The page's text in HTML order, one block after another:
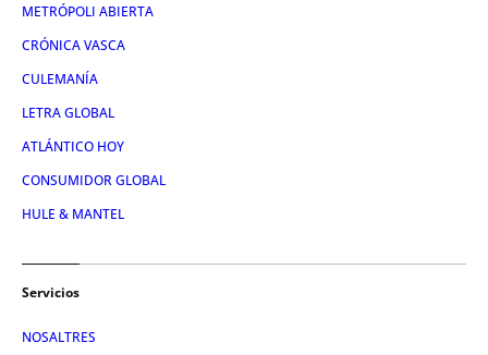
METRÓPOLI ABIERTA
CRÓNICA VASCA
CULEMANÍA
LETRA GLOBAL
ATLÁNTICO HOY
CONSUMIDOR GLOBAL
HULE & MANTEL
Servicios
NOSALTRES